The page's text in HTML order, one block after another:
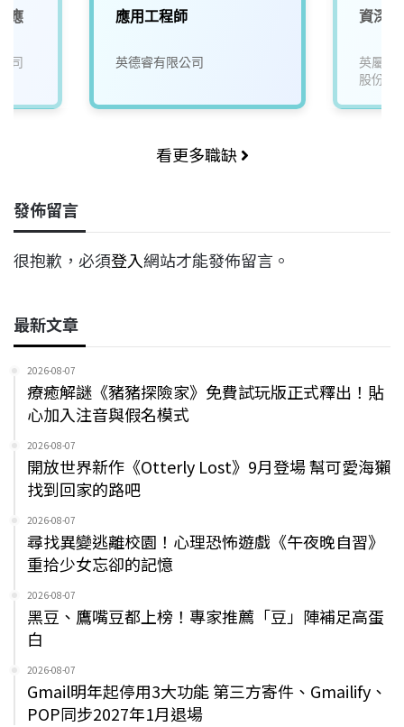
應
司
應用工程師
英德睿有限公司
資深
英屬維
股份有
看更多職缺
發佈留言
很抱歉，必須登入網站才能發佈留言。
最新文章
2026-08-07
療癒解謎《豬豬探險家》免費試玩版正式釋出！貼
心加入注音與假名模式
2026-08-07
開放世界新作《Otterly Lost》9月登場 幫可愛海獺
找到回家的路吧
2026-08-07
尋找異變逃離校園！心理恐怖遊戲《午夜晚自習》
重拾少女忘卻的記憶
2026-08-07
黑豆、鷹嘴豆都上榜！專家推薦「豆」陣補足高蛋
白
2026-08-07
Gmail明年起停用3大功能 第三方寄件、Gmailify、
POP同步2027年1月退場